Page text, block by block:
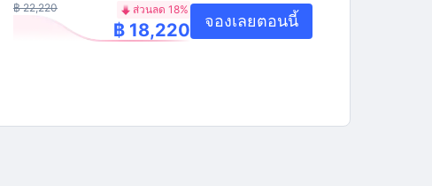
฿ 22,220 ส่วนลด 18%
฿ 18,220 จองเลยตอนนี้